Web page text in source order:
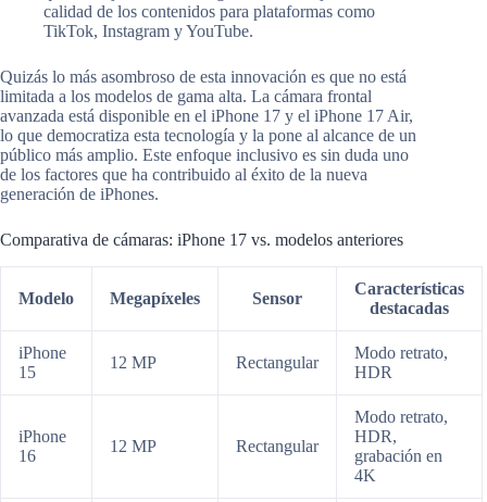
calidad de los contenidos para plataformas como
TikTok, Instagram y YouTube.
Quizás lo más asombroso de esta innovación es que no está
limitada a los modelos de gama alta. La cámara frontal
avanzada está disponible en el iPhone 17 y el iPhone 17 Air,
lo que democratiza esta tecnología y la pone al alcance de un
público más amplio. Este enfoque inclusivo es sin duda uno
de los factores que ha contribuido al éxito de la nueva
generación de iPhones.
Comparativa de cámaras: iPhone 17 vs. modelos anteriores
Modelo Megapíxeles Sensor
Características
destacadas
iPhone
15
12 MP Rectangular
Modo retrato,
HDR
iPhone
16
12 MP Rectangular
Modo retrato,
HDR,
grabación en
4K